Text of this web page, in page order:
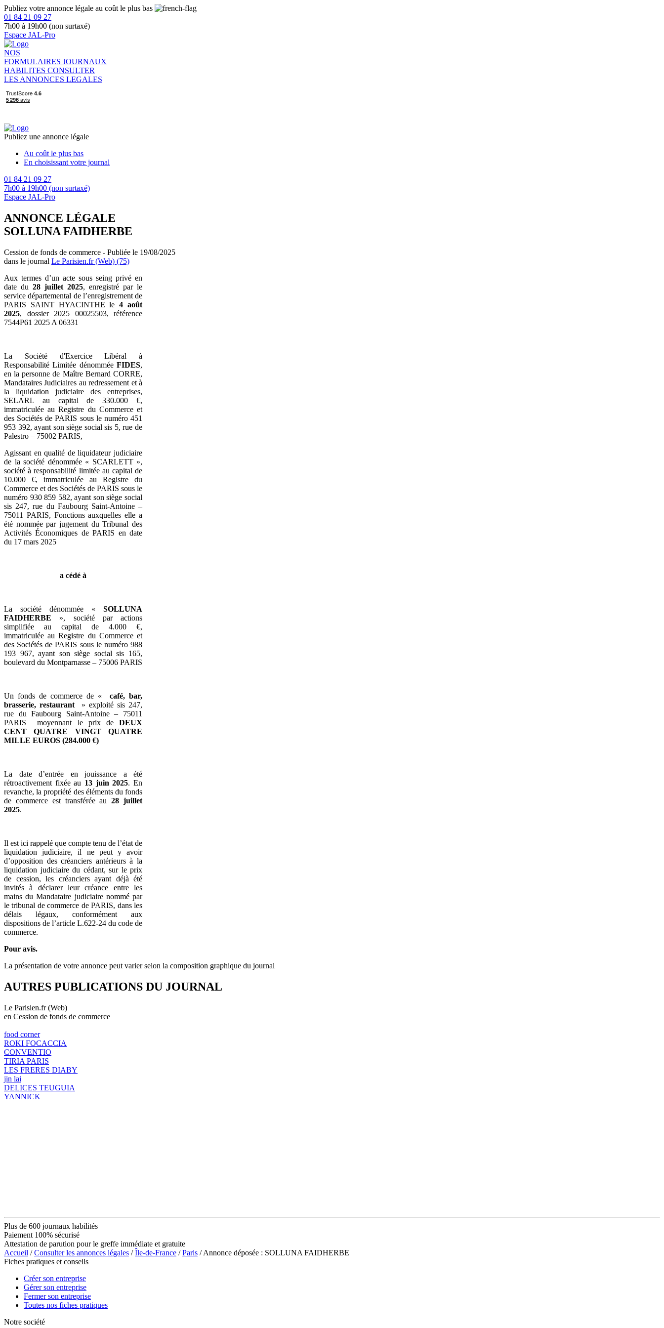
Publiez votre annonce légale au coût le plus bas
01 84 21 09 27
7h00 à 19h00 (non surtaxé)
Espace JAL-Pro
NOS
FORMULAIRES JOURNAUX
HABILITES CONSULTER
LES ANNONCES LEGALES
Publiez une annonce légale
Au coût le plus bas
En choisissant votre journal
01 84 21 09 27
7h00 à 19h00 (non surtaxé)
Espace JAL-Pro
ANNONCE LÉGALE
SOLLUNA FAIDHERBE
Cession de fonds de commerce - Publiée le 19/08/2025
dans le journal Le Parisien.fr (Web) (75)
Aux termes d’un acte sous seing privé en
date du 28 juillet 2025, enregistré par le
service départemental de l’enregistrement de
PARIS SAINT HYACINTHE le4 août
2025, dossier 2025 00025503, référence
7544P61 2025 A 06331
La Société d'Exercice Libéral à
Responsabilité Limitée dénommée FIDES,
en la personne de Maître Bernard CORRE,
Mandataires Judiciaires au redressement et à
la liquidation judiciaire des entreprises,
SELARL au capital de 330.000 €,
immatriculée au Registre du Commerce et
des Sociétés de PARIS sous le numéro 451
953 392, ayant son siège social sis 5, rue de
Palestro – 75002 PARIS,
Agissant en qualité de liquidateur judiciaire
de la société dénommée « SCARLETT »,
société à responsabilité limitée au capital de
10.000 €, immatriculée au Registre du
Commerce et des Sociétés de PARIS sous le
numéro 930 859 582, ayant son siège social
sis 247, rue du Faubourg Saint-Antoine –
75011 PARIS, Fonctions auxquelles elle a
été nommée par jugement du Tribunal des
Activités Économiques de PARIS en date
du 17 mars 2025
a cédé à
La société dénommée « SOLLUNA
FAIDHERBE », société par actions
simplifiée au capital de 4.000 €,
immatriculée au Registre du Commerce et
des Sociétés de PARIS sous le numéro 988
193 967, ayant son siège social sis 165,
boulevard du Montparnasse – 75006 PARIS
Un fonds de commerce de « café, bar,
brasserie, restaurant » exploité sis 247,
rue du Faubourg Saint-Antoine – 75011
PARIS moyennant le prix de DEUX
CENT QUATRE VINGT QUATRE
MILLE EUROS (284.000 €)
La date d’entrée en jouissance a été
rétroactivement fixée au 13 juin 2025. En
revanche, la propriété des éléments du fonds
de commerce est transférée au28 juillet
2025.
Il est ici rappelé que compte tenu de l’état de
liquidation judiciaire, il ne peut y avoir
d’opposition des créanciers antérieurs à la
liquidation judiciaire du cédant, sur le prix
de cession, les créanciers ayant déjà été
invités à déclarer leur créance entre les
mains du Mandataire judiciaire nommé par
le tribunal de commerce de PARIS, dans les
délais légaux, conformément aux
dispositions de l’article L.622-24 du code de
commerce.
Pour avis.
La présentation de votre annonce peut varier selon la composition graphique du journal
AUTRES PUBLICATIONS DU JOURNAL
Le Parisien.fr (Web)
en Cession de fonds de commerce
food corner
ROKI FOCACCIA
CONVENTIO
TIRIA PARIS
LES FRERES DIABY
jin lai
DELICES TEUGUIA
YANNICK
Plus de 600 journaux habilités
Paiement 100% sécurisé
Attestation de parution pour le greffe immédiate et gratuite
Accueil /Consulter les annonces légales /Île-de-France /Paris / Annonce déposée : SOLLUNA FAIDHERBE
Fiches pratiques et conseils
Créer son entreprise
Gérer son entreprise
Fermer son entreprise
Toutes nos fiches pratiques
Notre société